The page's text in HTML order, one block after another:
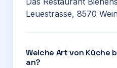
Leuestrasse, 8570
Welche Art von Küche
an?